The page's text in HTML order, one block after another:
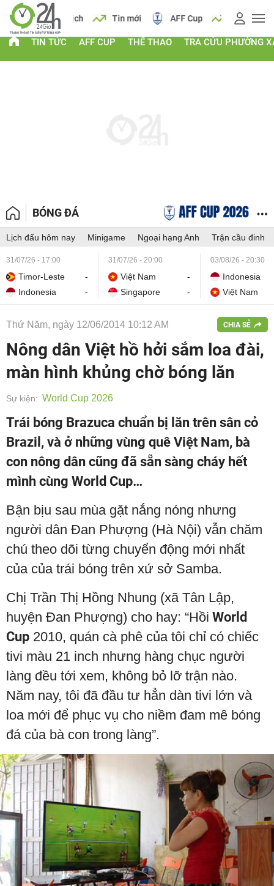
Lịch Tin mới AFF Cup Giá vàng
TIN TỨC AFF CUP THỂ THAO TRA CỨU PHƯỜNG
BÓNG ĐÁ
Lịch đấu hôm nay Minigame Ngoại hạng Anh Trận cầu đinh
31/07/26 - 17:00
Timor-Leste
-
Indonesia
-
31/07/26 - 20:00
Việt Nam
-
Singapore
-
03/08/26 - 20:30
Indonesia
Việt Nam
Thứ Năm, ngày 12/06/2014 10:12 AM CHIA SẺ
Nông dân Việt hồ hởi sắm loa đài,
màn hình khủng chờ bóng lăn
Sự kiện: World Cup 2026
Trái bóng Brazuca chuẩn bị lăn trên sân cỏ
Brazil, và ở những vùng quê Việt Nam, bà
con nông dân cũng đã sẵn sàng cháy hết
mình cùng World Cup…
Bận bịu sau mùa gặt nắng nóng nhưng
người dân Đan Phượng (Hà Nội) vẫn chăm
chú theo dõi từng chuyển động mới nhất
của của trái bóng trên xứ sở Samba.
Chị Trần Thị Hồng Nhung (xã Tân Lập,
huyện Đan Phượng) cho hay: “Hồi World
Cup 2010, quán cà phê của tôi chỉ có chiếc
tivi màu 21 inch nhưng hàng chục người
làng đều tới xem, không bỏ lỡ trận nào.
Năm nay, tôi đã đầu tư hẳn dàn tivi lớn và
loa mới để phục vụ cho niềm đam mê bóng
đá của bà con trong làng”.